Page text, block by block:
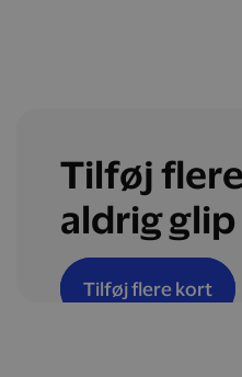
Tilføj
aldrig glip
Tilføj flere kort